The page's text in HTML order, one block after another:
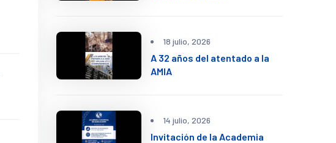
18 julio, 2026
A 32 años del atentado a la
AMIA
14 julio, 2026
Invitación de la Academia